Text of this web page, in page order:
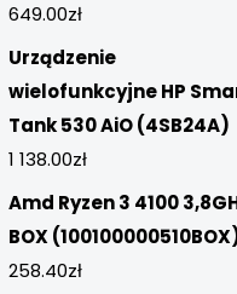
649.00zł
Urządzenie
wielofunkcyjne HP
Tank 530 AiO (4SB24A)
1 138.00zł
Amd Ryzen 3 4100
BOX
258.40zł